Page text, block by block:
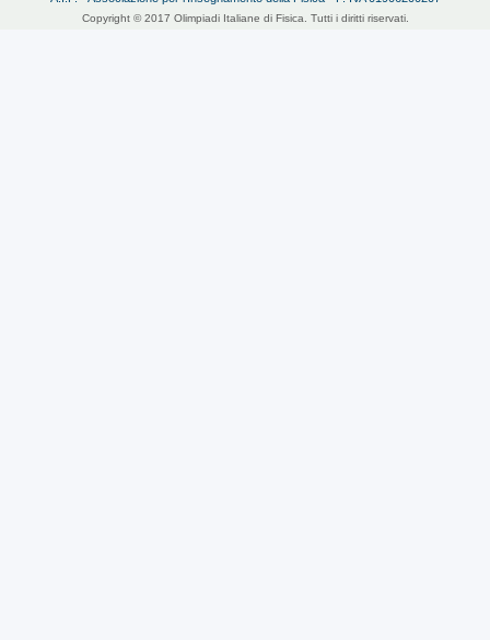
Copyright © 2017 Olimpiadi Italiane di Fisica. Tutti i diritti riservati.